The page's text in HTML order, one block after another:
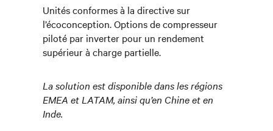
Unités conformes à la directive sur
l’écoconception. Options de compresseur
piloté par inverter pour un rendement
supérieur à charge partielle.
La solution est disponible dans les régions
EMEA et LATAM, ainsi qu’en Chine et en
Inde.